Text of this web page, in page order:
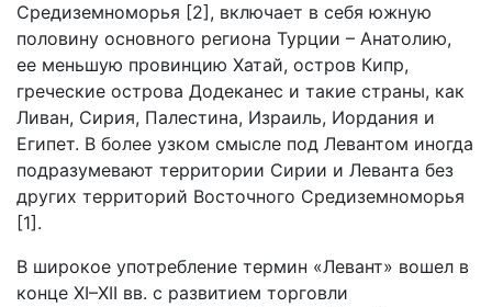
Средиземноморья [2], включает в себя южную
половину основного региона Турции – Анатолию,
ее меньшую провинцию Хатай, остров Кипр,
греческие острова Додеканес и такие страны, как
Ливан, Сирия, Палестина, Израиль, Иордания и
Египет. В более узком смысле под Левантом иногда
подразумевают территории Сирии и Леванта без
других территорий Восточного Средиземноморья
[1].
В широкое употребление термин «Левант» вошел в
конце XI–XII вв. с развитием торговли